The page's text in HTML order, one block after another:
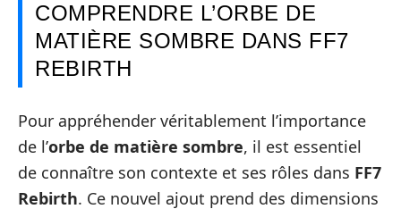
COMPRENDRE L’ORBE DE
MATIÈRE SOMBRE DANS FF7
REBIRTH
Pour appréhender véritablement l’importance
de l’orbe de matière sombre, il est essentiel
de connaître son contexte et ses rôles dans FF7
Rebirth. Ce nouvel ajout prend des dimensions